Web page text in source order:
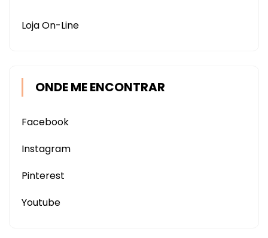
Loja On-Line
ONDE ME ENCONTRAR
Facebook
Instagram
Pinterest
Youtube